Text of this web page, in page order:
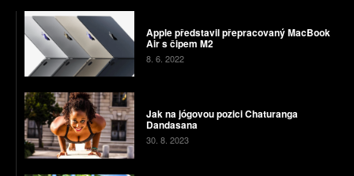
Apple představil přepracovaný MacBook
Air s čipem M2
8. 6. 2022
Jak na jógovou pozici Chaturanga
Dandasana
30. 8. 2023